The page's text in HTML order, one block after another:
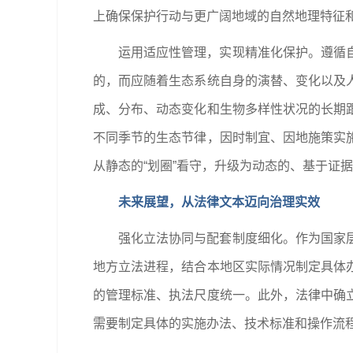
上确保保护行动与更广阔地域的自然地理特
运用适应性管理，实现精准化保护。遵
的，而应随着生态系统自身的演替、变化以
成、分布、动态变化和生物多样性状况的长
不同季节的生态节律，因时制宜、因地施策
从静态的“划圈”看守，升级为动态的、基于证
未来展望，从法律文本迈向治理实效
强化立法协同与配套制度细化。作为国
地方立法进程，结合本地区实际情况制定具
的管理标准、执法尺度统一。此外，法律中
需要制定具体的实施办法、技术标准和操作流